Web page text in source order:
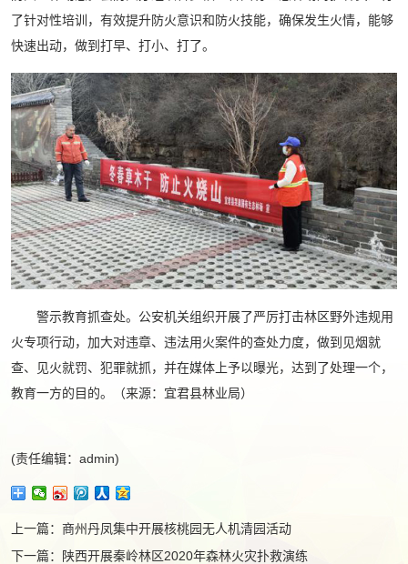
了针对性培训，有效提升防火意识和防火技能，确保发生火情，能够
快速出动，做到打早、打小、打了。
警示教育抓查处。公安机关组织开展了严厉打击林区野外违规用
火专项行动，加大对违章、违法用火案件的查处力度，做到见烟就
查、见火就罚、犯罪就抓，并在媒体上予以曝光，达到了处理一个，
教育一方的目的。（来源：宜君县林业局）
(责任编辑：admin)
上一篇： 商州丹凤集中开展核桃园无人机清园活动
下一篇：
陕西开展秦岭林区2020年森林火灾扑救演练